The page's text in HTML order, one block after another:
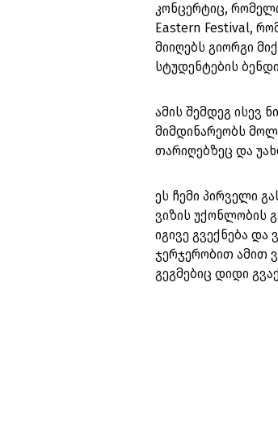
კონცერტიც,
Eastern Festival,
მიიღებს გიორგი
სტუდენტების
ამის შემდეგ ისევ
მიმდინარეობს
თარიღებზეც და
ეს ჩემი პირველი
ვიზის უქონლობის
იგივე გვექნება
ჯერჯერობით ამით
გეგმებიც დიდი